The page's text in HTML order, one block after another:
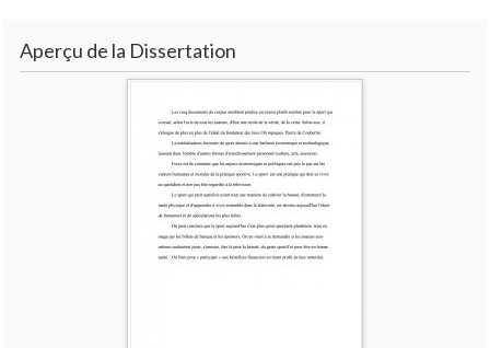
Aperçu de la Dissertation